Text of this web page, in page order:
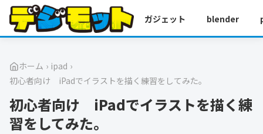
ガジェット blender
ホーム › ipad ›
初心者向け iPadでイラストを描く練習をしてみた。
初心者向け iPadでイラストを描く練
習をしてみた。